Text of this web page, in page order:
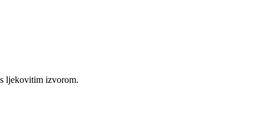
ljekovitim izvorom.